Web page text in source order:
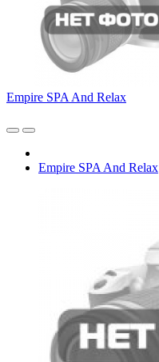
Empire SPA And Relax
Empire SPA And Relax